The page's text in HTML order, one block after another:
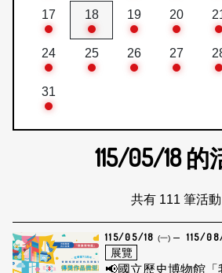
17 18 19 20
24 25 26 27
31
115/05/18的
共有 111 筆活動
115/05/18 (一) 115/
展覽
📢國立歷史博物館